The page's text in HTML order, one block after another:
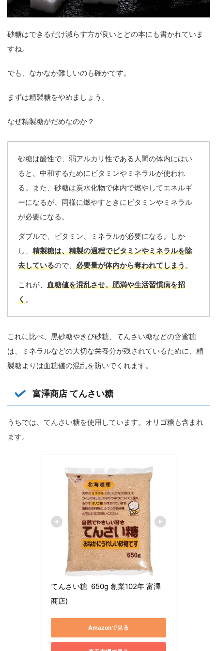
砂糖はできるだけ減らす方が良いとどの本にも書かれていま
すね。
でも、なかなか難しいのも確かです。
まずは精製糖をやめましょう。
なぜ精製糖がだめなのか？
砂糖は酸性で、弱アルカリ性である人間の体内にはい
ると、中和するためにビタミンやミネラルが使われ
る。また、砂糖は炭水化物で体内で燃やしてエネルギ
ーになるが、同様に燃やすときにビタミンやミネラル
が必要になる。
ダブルで、ビタミン、ミネラルが必要になる。しか
し、 精製糖は、精製の過程でビタミンやミネラルを除
去しているので、 必要量が体内から奪われてしまう。
これが、 血糖値を混乱させ、肥満や生活習慣病を招
く。
これに比べ、黒砂糖やきび砂糖、てんさい糖などの含蜜糖
は、ミネラルなどの大切な栄養分が残されているために、精
製糖よりは血糖値の混乱を防いでくれます。
富澤商店 てんさい糖
うちでは、てんさい糖を使用しています。オリゴ糖も含まれ
ます。
てんさい糖  650g 創業102年 富澤
商店)
Amazonで見る